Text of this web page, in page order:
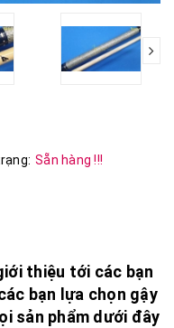
Sẵn hàng !!!
thiệu tới các bạn
bạn lựa chọn gậy
sản phẩm dưới đây